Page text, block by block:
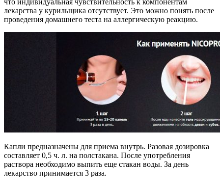
что индивидуальная чувствительность к компонентам
лекарства у курильщика отсутствует. Это можно понять после
проведения домашнего теста на аллергическую реакцию.
Капли предназначены для приема внутрь. Разовая дозировка
составляет 0,5 ч. л. на полстакана. После употребления
раствора необходимо выпить еще стакан воды. За день
лекарство принимается 3 раза.